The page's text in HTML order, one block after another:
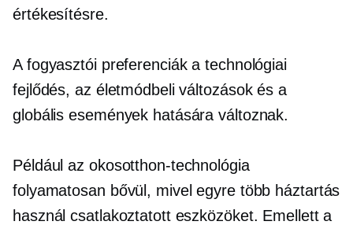
értékesítésre.
A fogyasztói preferenciák a technológiai
fejlődés, az életmódbeli változások és a
globális események hatására változnak.
Például az okosotthon-technológia
folyamatosan bővül, mivel egyre több háztartás
használ csatlakoztatott eszközöket. Emellett a